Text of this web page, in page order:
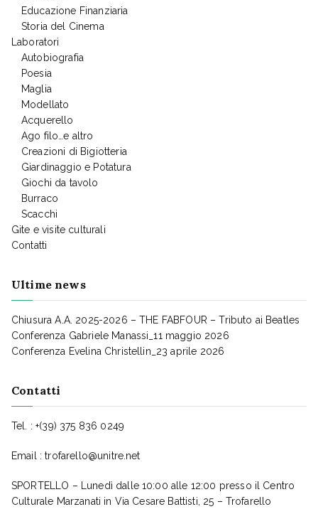
Educazione Finanziaria
Storia del Cinema
Laboratori
Autobiografia
Poesia
Maglia
Modellato
Acquerello
Ago filo…e altro
Creazioni di Bigiotteria
Giardinaggio e Potatura
Giochi da tavolo
Burraco
Scacchi
Gite e visite culturali
Contatti
Ultime news
Chiusura A.A. 2025-2026 – THE FABFOUR – Tributo ai Beatles
Conferenza Gabriele Manassi_11 maggio 2026
Conferenza Evelina Christellin_23 aprile 2026
Contatti
Tel. : +(39) 375 836 0249
Email :trofarello@unitre.net
SPORTELLO – Lunedì dalle 10:00 alle 12:00 presso il Centro
Culturale Marzanati in Via Cesare Battisti, 25 – Trofarello